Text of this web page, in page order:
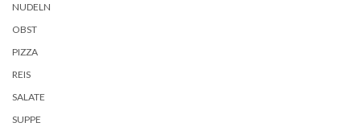
NUDELN
OBST
PIZZA
REIS
SALATE
SUPPE